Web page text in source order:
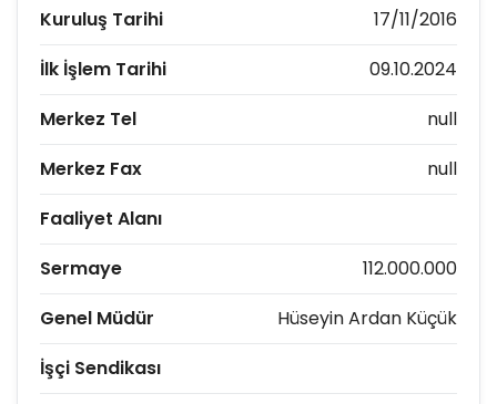
Kuruluş Tarihi
17/11/2016
İlk İşlem Tarihi
09.10.2024
Merkez Tel
null
Merkez Fax
null
Faaliyet Alanı
Sermaye
112.000.000
Genel Müdür
Hüseyin Ardan Küçük
İşçi Sendikası